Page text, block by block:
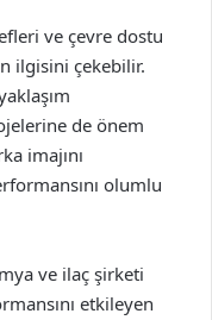
ve çevre dostu
ilgisini çekebilir.
de önem
imajını
olumlu
ve ilaç şirketi
etkileyen